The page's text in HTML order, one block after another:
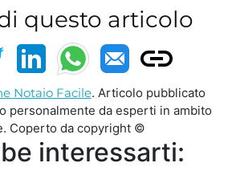
questo articolo
Notaio Facile. Articolo pubblicato
personalmente da esperti in ambito
Coperto da copyright ©
interessarti: